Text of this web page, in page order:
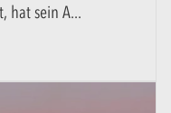
hat sein A